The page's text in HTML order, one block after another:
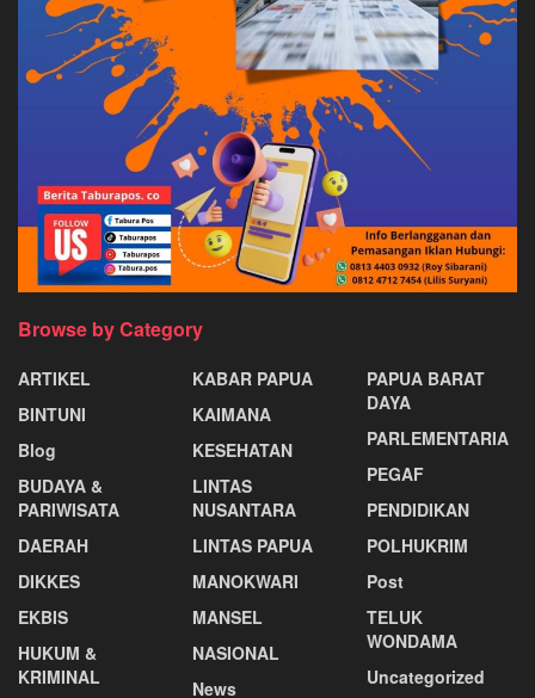
Browse by Category
ARTIKEL
BINTUNI
Blog
BUDAYA &
PARIWISATA
DAERAH
DIKKES
EKBIS
HUKUM &
KRIMINAL
KABAR PAPUA
KAIMANA
KESEHATAN
LINTAS
NUSANTARA
LINTAS PAPUA
MANOKWARI
MANSEL
NASIONAL
News
PAPUA BARAT
DAYA
PARLEMENTARIA
PEGAF
PENDIDIKAN
POLHUKRIM
Post
TELUK
WONDAMA
Uncategorized